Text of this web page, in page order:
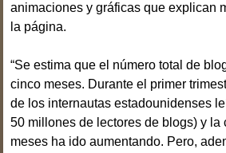
animaciones y gráficas que explican
la página.
“Se estima que el número total de
cinco meses. Durante el primer
de los internautas estadounidenses
50 millones de lectores de blogs) y la
meses ha ido aumentando. Pero,